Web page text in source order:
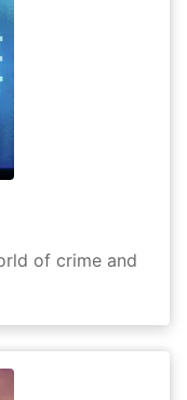
of crime and